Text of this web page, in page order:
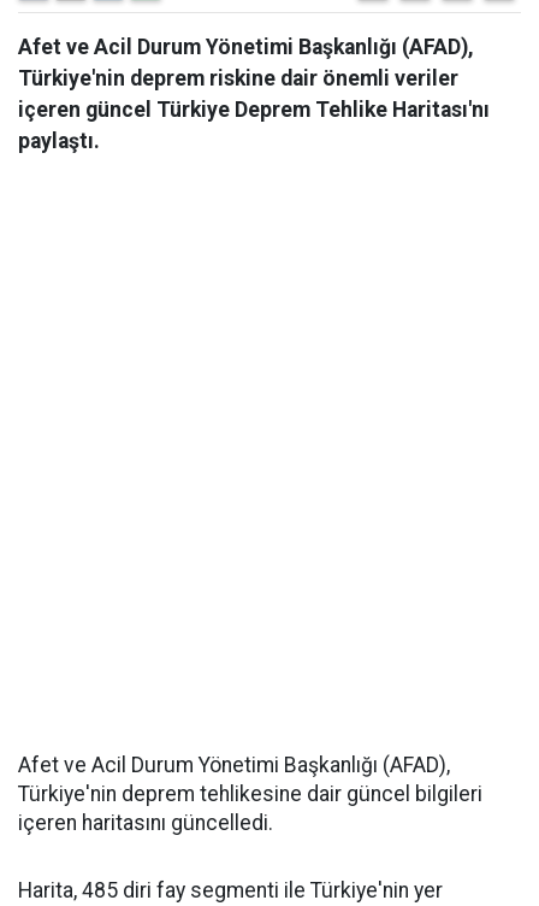
Afet ve Acil Durum Yönetimi Başkanlığı (AFAD),
Türkiye'nin deprem riskine dair önemli veriler
içeren güncel Türkiye Deprem Tehlike Haritası'nı
paylaştı.
Afet ve Acil Durum Yönetimi Başkanlığı (AFAD),
Türkiye'nin deprem tehlikesine dair güncel bilgileri
içeren haritasını güncelledi.
Harita, 485 diri fay segmenti ile Türkiye'nin yer